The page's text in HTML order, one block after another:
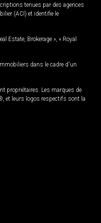
tenues par des agences
(ACI) et identifie le
Estate, Brokerage », « Royal
dans le cadre d'un
propriétaires. Les marques de
et leurs logos respectifs sont la